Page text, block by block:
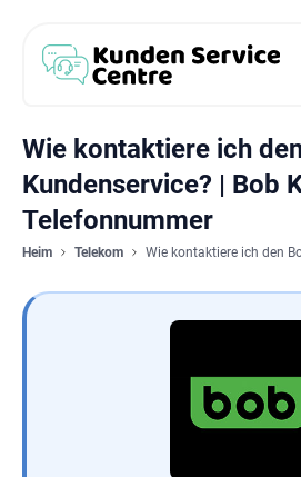
Wie kontaktiere ich
Kundenservice? | Bob
Telefonnummer
Heim Telekom Wie kontaktiere ich den